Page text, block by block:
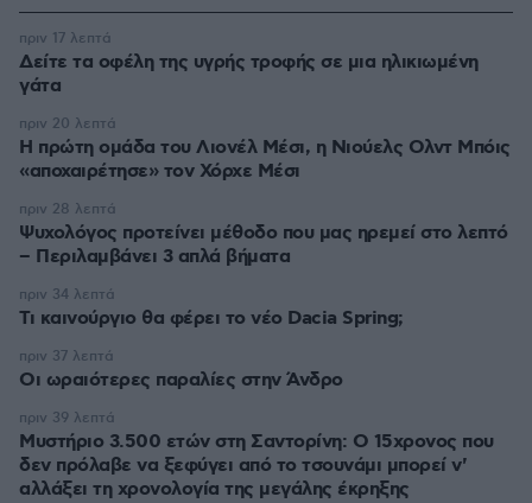
Δείτε τα οφέλη της υγρής τροφής σε μια ηλικιωμένη
γάτα
πριν 17 λεπτά
Η πρώτη ομάδα του Λιονέλ Μέσι, η Νιούελς Ολντ Μπόις
«αποχαιρέτησε» τον Χόρχε Μέσι
πριν 20 λεπτά
Ψυχολόγος προτείνει μέθοδο που μας ηρεμεί στο λεπτό
– Περιλαμβάνει 3 απλά βήματα
πριν 28 λεπτά
Τι καινούργιο θα φέρει το νέο Dacia Spring;
πριν 34 λεπτά
Οι ωραιότερες παραλίες στην Άνδρο
πριν 37 λεπτά
Μυστήριο 3.500 ετών στη Σαντορίνη: Ο 15χρονος που
δεν πρόλαβε να ξεφύγει από το τσουνάμι μπορεί ν'
αλλάξει τη χρονολογία της μεγάλης έκρηξης
πριν 39 λεπτά